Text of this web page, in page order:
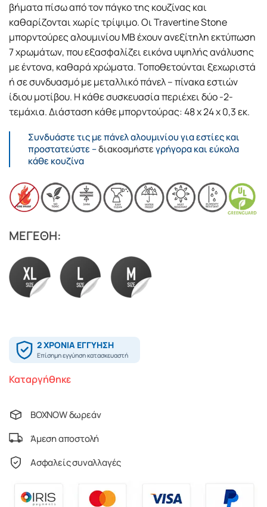
βήματα πίσω από τον πάγκο της κουζίνας και
καθαρίζονται χωρίς τρίψιμο. Οι Travertine Stone
μπορντούρες αλουμινίου MB έχουν ανεξίτηλη εκτύπωση
7 χρωμάτων, που εξασφαλίζει εικόνα υψηλής ανάλυσης
με έντονα, καθαρά χρώματα. Τοποθετούνται ξεχωριστά
ή σε συνδυασμό με μεταλλικό πάνελ – πίνακα εστιών
ίδιου μοτίβου. Η κάθε συσκευασία περιέχει δύο -2-
τεμάχια. Διάσταση κάθε μπορντούρας: 48 x 24 x 0,3 εκ.
Συνδυάστε τις με πάνελ αλουμινίου για εστίες και
προστατεύστε –διακοσμήστεγρήγορα και εύκολα
κάθε κουζίνα
ΜΕΓΕΘΗ:
Καταργήθηκε
BOXNOW δωρεάν
Άμεση αποστολή
Ασφαλείς συναλλαγές